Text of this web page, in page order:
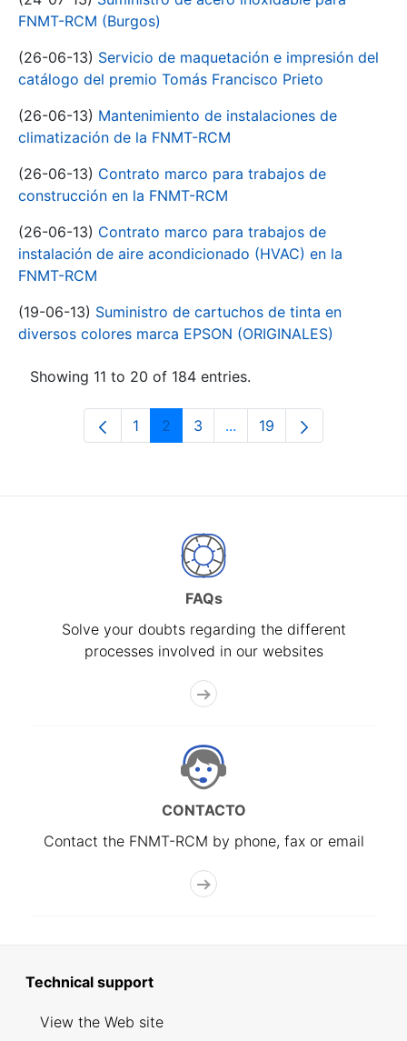
FNMT-RCM (Burgos)
(26-06-13) Servicio de maquetación e impresión del
catálogo del premio Tomás Francisco Prieto
(26-06-13) Mantenimiento de instalaciones de
climatización de la FNMT-RCM
(26-06-13) Contrato marco para trabajos de
construcción en la FNMT-RCM
(26-06-13) Contrato marco para trabajos de
instalación de aire acondicionado (HVAC) en la
FNMT-RCM
(19-06-13) Suministro de cartuchos de tinta en
diversos colores marca EPSON (ORIGINALES)
Showing 11 to 20 of 184 entries.
Page
1 Page
2 Page
3 ...Intermediate Pages Use
Page
19
FAQs
Solve your doubts regarding the different
processes involved in our websites
CONTACTO
Contact the FNMT-RCM by phone, fax or email
Technical support
View the Web site